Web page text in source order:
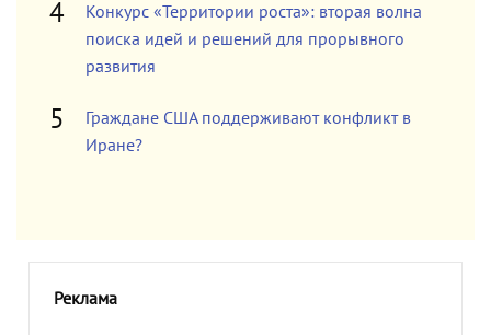
Конкурс «Территории роста»: вторая волна
поиска идей и решений для прорывного
развития
Граждане США поддерживают конфликт в
Иране?
Реклама